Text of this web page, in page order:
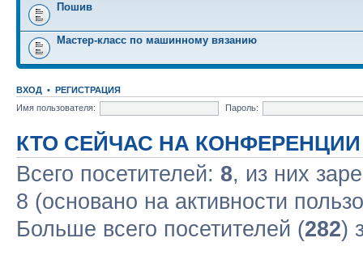
Пошив
Мастер-класс по машинному вязанию
ВХОД • РЕГИСТРАЦИЯ
Имя пользователя:
Пароль:
КТО СЕЙЧАС НА КОНФЕРЕНЦИИ
Всего посетителей: 8, из них
8 (основано на активности
Больше всего посетителей (282)